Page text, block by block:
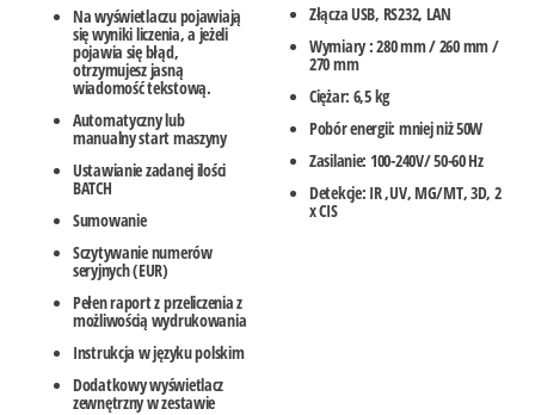
Na wyświetlaczu pojawiają
się wyniki liczenia, a jeżeli
pojawia się błąd,
otrzymujesz jasną
wiadomość tekstową.
Automatyczny lub
manualny start maszyny
Ustawianie zadanej ilości
BATCH
Sumowanie
Sczytywanie numerów
seryjnych (EUR)
Pełen raport z przeliczenia z
możliwością wydrukowania
Instrukcja w języku polskim
Dodatkowy wyświetlacz
zewnętrzny w zestawie
Złącza USB, RS232, LAN
Wymiary : 280 mm / 260 mm /
270 mm
Ciężar: 6,5 kg
Pobór energii: mniej niż 50W
Zasilanie: 100-240V/ 50-60 Hz
Detekcje: IR ,UV, MG/MT, 3D, 2
x CIS